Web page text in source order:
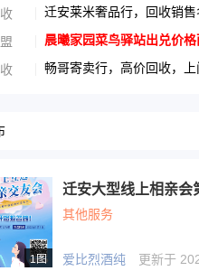
迁安莱米奢品行，回收销
晨曦家园菜鸟驿站出兑价
畅哥寄卖行，高价回收，
1图
迁安大型线上相亲会
其他服务
爱比烈酒纯 更新于